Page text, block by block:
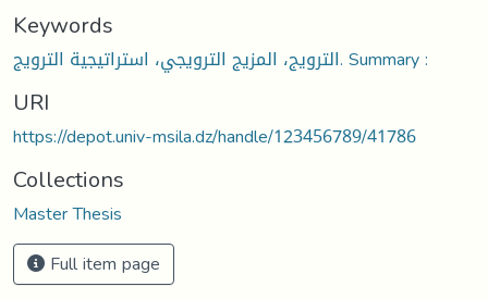
Keywords
الترويج، المزيج الترويجي، استراتيجية الترويج. Summary :
URI
https://depot.univ-msila.dz/handle/123456789/41786
Collections
Master Thesis
Full item page